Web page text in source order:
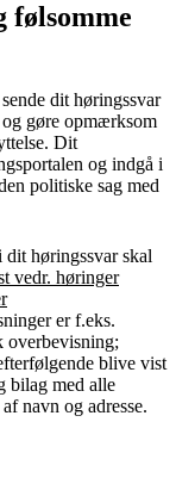
følsomme
dit høringssvar
og gøre opmærksom
Dit
og indgå i
politiske sag med
høringssvar skal
vedr. høringer
er f.eks.
overbevisning;
blive vist
bilag med alle
navn og adresse.